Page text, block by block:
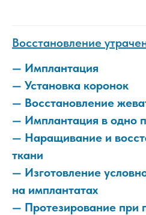
Восстановление
— Имплантация
— Установка коронок
— Восстановление
— Имплантация в одно
— Наращивание и
ткани
— Изготовление
на имплантатах
— Протезирование при